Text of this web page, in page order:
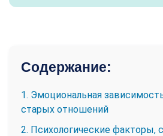
Содержание:
1. Эмоциональная
старых отношений
2. Психологические факторы,